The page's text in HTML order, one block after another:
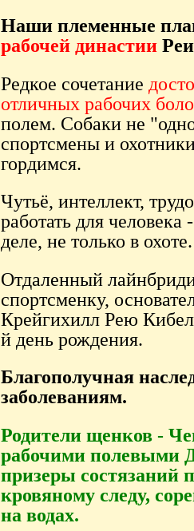
Наши племенные
рабочей династии
Редкое сочетание
отличных рабочих
полем. Собаки не
спортсмены и
гордимся.
Чутьё, интеллект,
работать для
деле, не только в охоте.
Отдаленный
спортсменку,
Крейгихилл Рею
й день рождения.
Благополучная
заболеваниям.
Родители щенков -
рабочими полевыми
призеры состязаний
кровяному следу,
на водах.